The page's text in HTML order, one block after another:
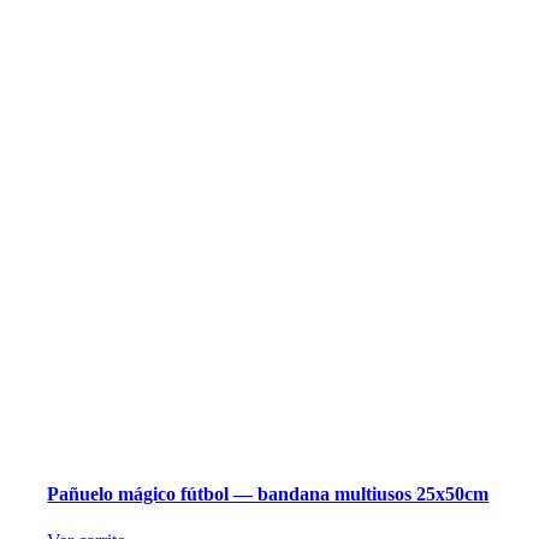
Pañuelo mágico fútbol — bandana multiusos 25x50cm